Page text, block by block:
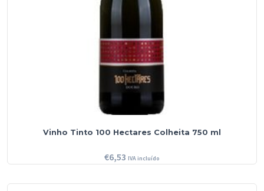
Vinho Tinto 100 Hectares Colheita 750 ml
€6,53 IVA incluído